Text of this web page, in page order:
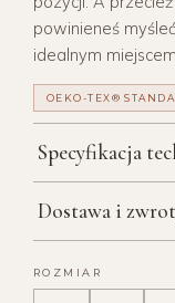
powinieneś
idealnym
OEKO-TEX®
Specyfikacja
Dostawa i
ROZMIAR